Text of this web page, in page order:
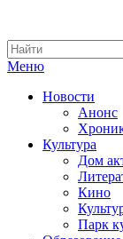
Меню
Новости
Анонс
Культура
Дом
Кино
Парк